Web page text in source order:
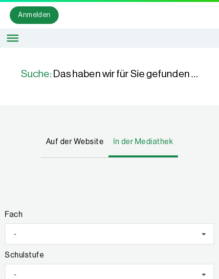
Anmelden
Suche: Das haben wir für Sie gefunden …
Auf der Website In der Mediathek
Fach
-
Schulstufe
-